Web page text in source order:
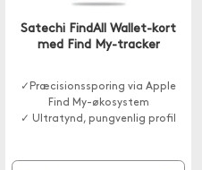
Satechi FindAll Wallet-kort
med Find My-tracker
✓Præcisionssporing via Apple
Find My-økosystem
✓ Ultratynd, pungvenlig profil